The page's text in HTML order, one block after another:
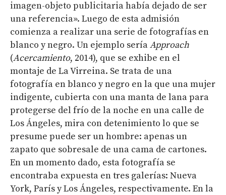
imagen-objeto publicitaria había dejado de ser
una referencia». Luego de esta admisión
comienza a realizar una serie de fotografías en
blanco y negro. Un ejemplo seríaApproach
(Acercamiento, 2014), que se exhibe en el
montaje de La Virreina. Se trata de una
fotografía en blanco y negro en la que una mujer
indigente, cubierta con una manta de lana para
protegerse del frío de la noche en una calle de
Los Ángeles, mira con detenimiento lo que se
presume puede ser un hombre: apenas un
zapato que sobresale de una cama de cartones.
En un momento dado, esta fotografía se
encontraba expuesta en tres galerías: Nueva
York, París y Los Ángeles, respectivamente. En la